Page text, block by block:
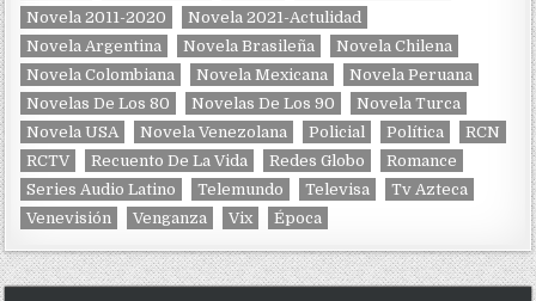
Novela 2011-2020
Novela 2021-Actulidad
Novela Argentina
Novela Brasileña
Novela Chilena
Novela Colombiana
Novela Mexicana
Novela Peruana
Novelas De Los 80
Novelas De Los 90
Novela Turca
Novela USA
Novela Venezolana Policial Política
RCN
RCTV
Recuento De La Vida Redes Globo
Romance
Series Audio Latino
Telemundo Televisa
Tv Azteca
Venevisión
Venganza Vix Época